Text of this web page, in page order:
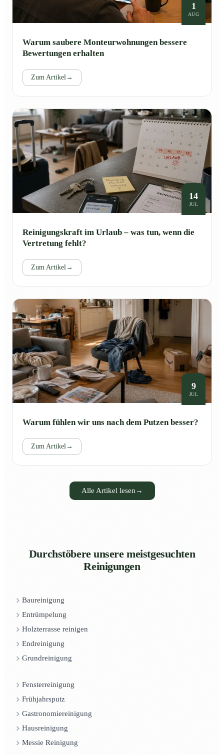
1
AUG
Warum saubere Monteurwohnungen bessere
Bewertungen erhalten
Zum Artikel→
14
JUL
Reinigungskraft im Urlaub – was tun, wenn die
Vertretung fehlt?
Zum Artikel→
9
JUL
Warum fühlen wir uns nach dem Putzen besser?
Zum Artikel→
Alle Artikel lesen →
Durchstöbere unsere meistgesuchten
Reinigungen
Baureinigung
Entrümpelung
Holzterrasse reinigen
Endreinigung
Grundreinigung
Fensterreinigung
Frühjahrsputz
Gastronomiereinigung
Hausreinigung
Messie Reinigung